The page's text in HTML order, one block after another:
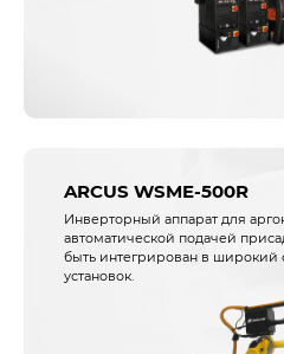
ARCUS WSME-500R
Инверторный аппарат для
автоматической подачей
быть интегрирован в широкий
установок.